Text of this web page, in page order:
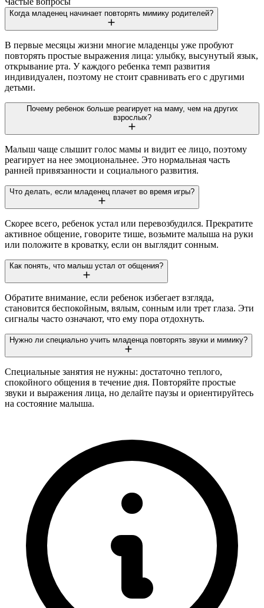
Когда младенец начинает повторять мимику родителей?
В первые месяцы жизни многие младенцы уже пробуют
повторять простые выражения лица: улыбку, высунутый язык,
открывание рта. У каждого ребенка темп развития
индивидуален, поэтому не стоит сравнивать его с другими
детьми.
Почему ребенок больше реагирует на маму, чем на других
взрослых?
Малыш чаще слышит голос мамы и видит ее лицо, поэтому
реагирует на нее эмоциональнее. Это нормальная часть
ранней привязанности и социального развития.
Что делать, если младенец плачет во время игры?
Скорее всего, ребенок устал или перевозбудился. Прекратите
активное общение, говорите тише, возьмите малыша на руки
или положите в кроватку, если он выглядит сонным.
Как понять, что малыш устал от общения?
Обратите внимание, если ребенок избегает взгляда,
становится беспокойным, вялым, сонным или трет глаза. Эти
сигналы часто означают, что ему пора отдохнуть.
Нужно ли специально учить младенца повторять звуки и мимику?
Специальные занятия не нужны: достаточно теплого,
спокойного общения в течение дня. Повторяйте простые
звуки и выражения лица, но делайте паузы и ориентируйтесь
на состояние малыша.